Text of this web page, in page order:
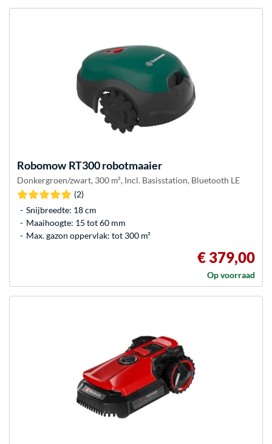
Robomow RT300 robotmaaier
Donkergroen/zwart, 300 m², Incl. Basisstation, Bluetooth LE
(2)
Snijbreedte: 18 cm
Maaihoogte: 15 tot 60 mm
Max. gazon oppervlak: tot 300 m²
€ 379,00
Op voorraad